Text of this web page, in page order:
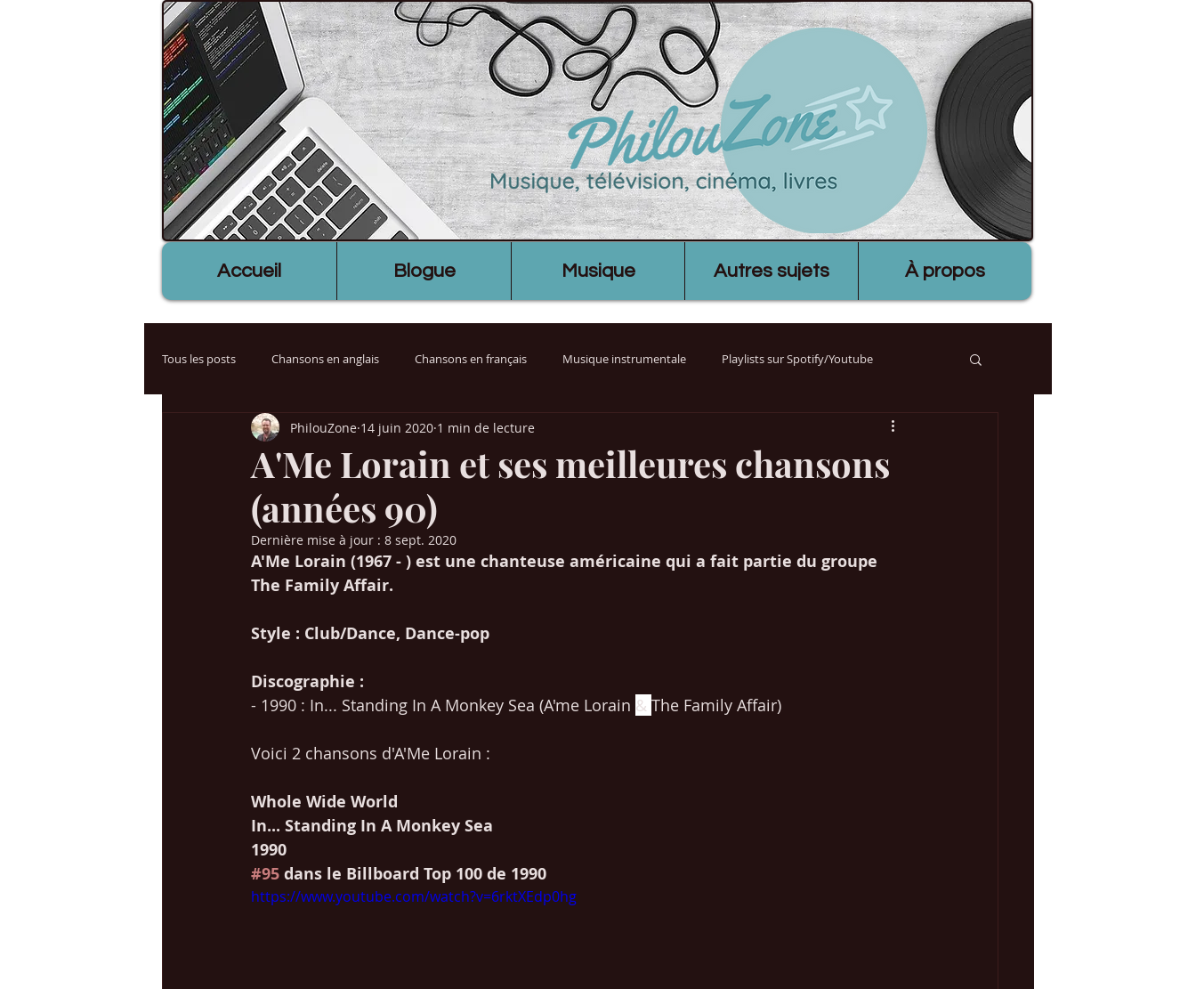
Accueil Blogue Musique Autres sujets À propos
Tous les posts Chansons en anglais Chansons en français Musique instrumentale Playlists sur Spotify/Youtube
Billboard USA Charts UK Hit Parade France Palmarès Québec
Chansons années 60-70 Chansons années 80-90
Succès / genres Mes voyages en Europe Films & Cinéma Mangas / animés japonais SEO / Marketing Web
Christmas / Noël Jeunesse Chansons années 2020-2021
A'Me Lorain et ses meilleures chansons
(années 90)
PhilouZone 14 juin 2020 1 min de lecture
Dernière mise à jour : 8 sept. 2020
A'Me Lorain (1967 - ) est une chanteuse américaine qui a fait partie du groupe
The Family Affair.
Style : Club/Dance, Dance-pop
Discographie :
- 1990 : In... Standing In A Monkey Sea (A'me Lorain & The Family Affair)
Voici 2 chansons d'A'Me Lorain :
Whole Wide World
In... Standing In A Monkey Sea
1990
#95 dans le Billboard Top 100 de 1990
https://www.youtube.com/watch?v=6rktXEdp0hg